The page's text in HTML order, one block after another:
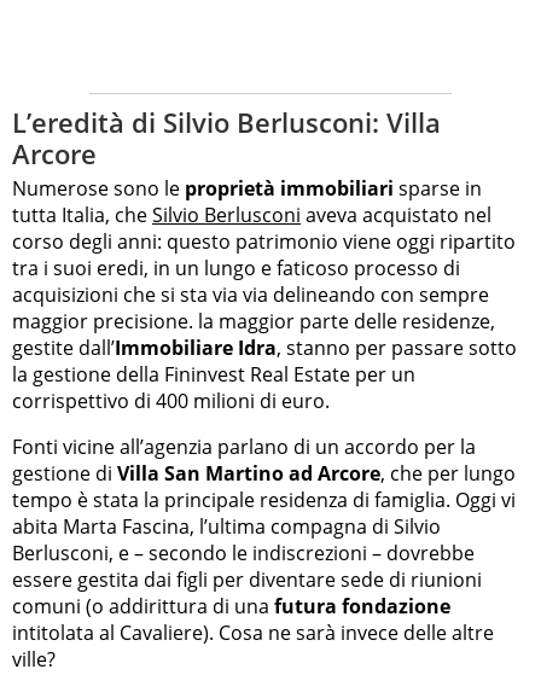
L’eredità di Silvio Berlusconi: Villa
Arcore
Numerose sono le proprietà immobiliari sparse in
tutta Italia, cheSilvio Berlusconi aveva acquistato nel
corso degli anni: questo patrimonio viene oggi ripartito
tra i suoi eredi, in un lungo e faticoso processo di
acquisizioni che si sta via via delineando con sempre
maggior precisione. la maggior parte delle residenze,
gestite dall’Immobiliare Idra, stanno per passare sotto
la gestione della Fininvest Real Estate per un
corrispettivo di 400 milioni di euro.
Fonti vicine all’agenzia parlano di un accordo per la
gestione di Villa San Martino ad Arcore, che per lungo
tempo è stata la principale residenza di famiglia. Oggi vi
abita Marta Fascina, l’ultima compagna di Silvio
Berlusconi, e – secondo le indiscrezioni – dovrebbe
essere gestita dai figli per diventare sede di riunioni
comuni (o addirittura di una futura fondazione
intitolata al Cavaliere). Cosa ne sarà invece delle altre
ville?